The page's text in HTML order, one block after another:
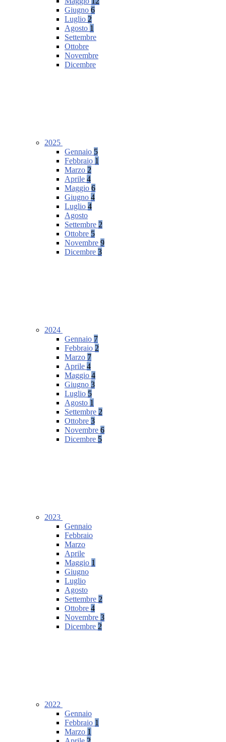
Giugno 6
Luglio 2
Agosto 1
Settembre
Ottobre
Novembre
Dicembre
2025
Gennaio 5
Febbraio 1
Marzo 2
Aprile 4
Maggio 6
Giugno 4
Luglio 4
Agosto
Settembre 2
Ottobre 5
Novembre 9
Dicembre 3
2024
Gennaio 7
Febbraio 2
Marzo 7
Aprile 4
Maggio 4
Giugno 3
Luglio 5
Agosto 1
Settembre 2
Ottobre 3
Novembre 6
Dicembre 5
2023
Gennaio
Febbraio
Marzo
Aprile
Maggio 1
Giugno
Luglio
Agosto
Settembre 2
Ottobre 4
Novembre 3
Dicembre 2
2022
Gennaio
Febbraio 1
Marzo 1